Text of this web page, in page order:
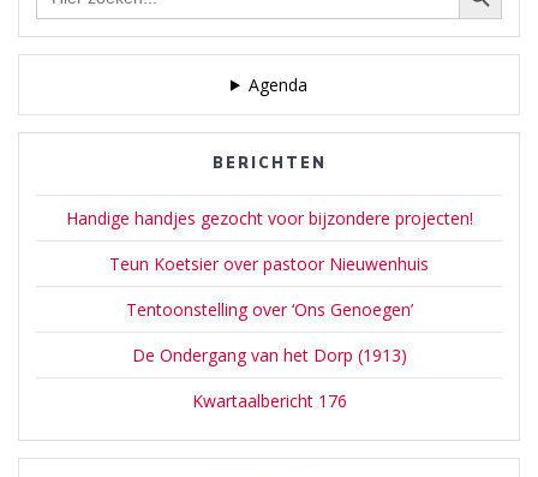
Agenda
BERICHTEN
Handige handjes gezocht voor bijzondere projecten!
Teun Koetsier over pastoor Nieuwenhuis
Tentoonstelling over ‘Ons Genoegen’
De Ondergang van het Dorp (1913)
Kwartaalbericht 176